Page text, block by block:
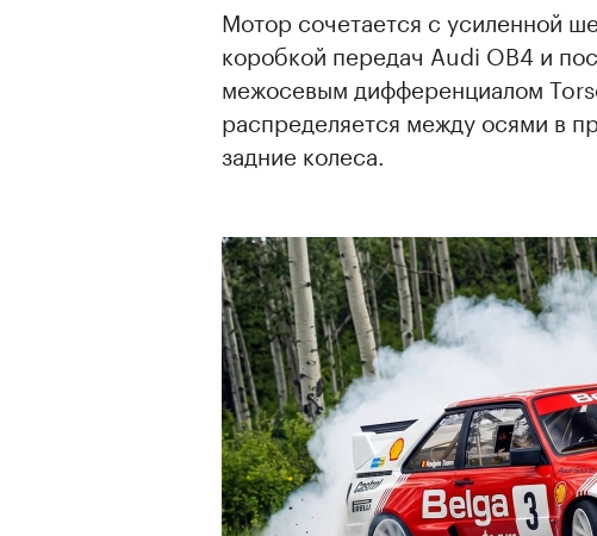
Мотор сочетается с усиленной
коробкой передач Audi OB4 и
межосевым дифференциалом
распределяется между осями в
задние колеса.